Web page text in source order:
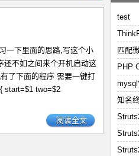
博中的用户名和话题 -- @用
一下里面的思路,写这个小
还不如之间来个开机启动这
了下面的程序 需要一键打
start=$1 two=$2
阅读全文
test
匹配
PHP
知名